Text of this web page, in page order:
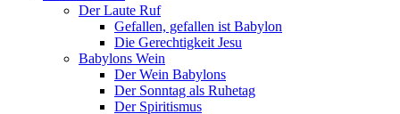
Der Laute Ruf
Gefallen, gefallen ist Babylon
Die Gerechtigkeit Jesu
Babylons Wein
Der Wein Babylons
Der Sonntag als Ruhetag
Der Spiritismus